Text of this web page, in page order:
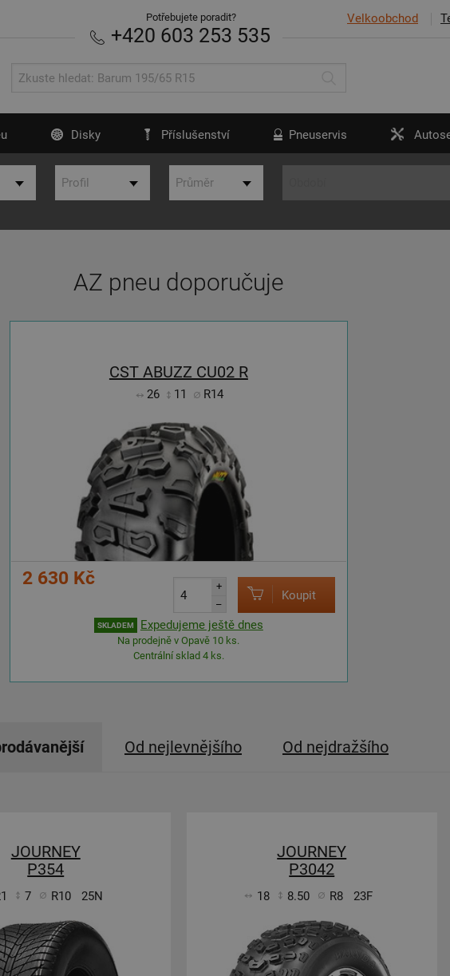
Velkoobchod
Potřebujete poradit?
+420 603 253 535
Disky Příslušenství Pneuservis
AZ pneu doporučuje
CST ABUZZ CU02 R
26 11 R14
2 630 Kč
+
–
Koupit
SKLADEM Expedujeme ještě dnes
Na prodejně v Opavě 10 ks.
Centrální sklad 4 ks.
Od nejlevnějšího Od nejdražšího
JOURNEY
P354
7 R10 25N
JOURNEY
P3042
18 8.50 R8 23F